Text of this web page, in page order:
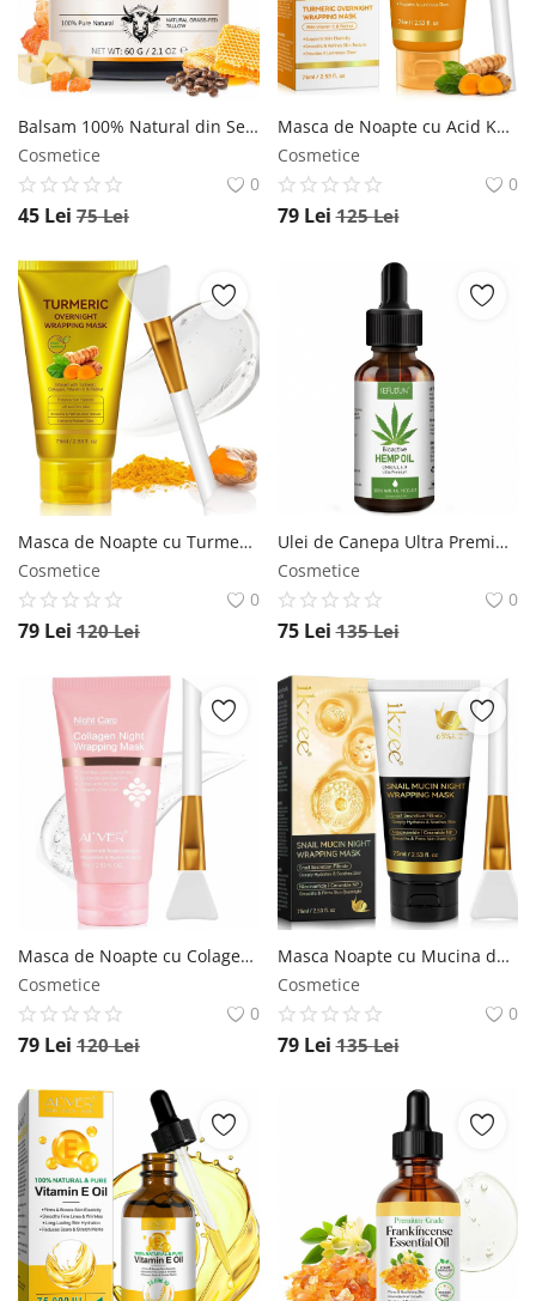
Balsam 100% Natural din Seu de vita, Tamaie, Ceara de albine si Ulei de ricin, 60 g ELAIMEI
Cosmetice
0
45 Lei 75Lei
Masca de Noapte cu Acid Kojic si Turmeric, Luminozitate si Regenerare Intensiva, 75 ml NOVA KISS
Cosmetice
0
79 Lei 125Lei
Masca de Noapte cu Turmeric, Acid Kojic, Colagen, Vitamina C si Retinol, 75 ml NOVA KISS
Cosmetice
0
79 Lei 120Lei
Ulei de Canepa Ultra Premium 5000 mg, 100% Natural, Bioactiv, 30 ml SEFUDUN
Cosmetice
0
75 Lei 135Lei
Masca de Noapte cu Colagen, Niacinamide, Hidratare profunda, 75 ml ALIVER
Cosmetice
0
79 Lei 120Lei
Masca Noapte cu Mucina de Melc 68%, Colagen, Niacinamide, Hidratare intensa, 75 ml NOVA KISS
Cosmetice
0
79 Lei 135Lei